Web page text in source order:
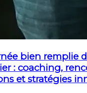
bien remplie
: coaching,
et stratégies